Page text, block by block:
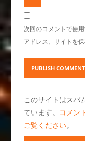
次回のコメントで使
アドレス、サイトを保
このサイトはスパ
ています。 コメン
ご覧ください。